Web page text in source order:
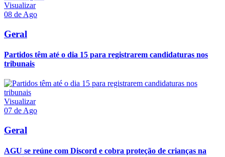
Visualizar
08 de Ago
Geral
Partidos têm até o dia 15 para registrarem candidaturas nos
tribunais
Visualizar
07 de Ago
Geral
AGU se reúne com Discord e cobra proteção de crianças na